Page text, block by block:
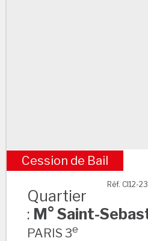
M° Saint-
Cession de Bail
Réf. CI12-
Quartier
: M° Saint-
PARIS 3e